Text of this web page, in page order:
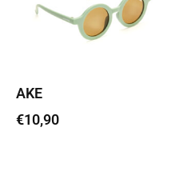
AKE
€10,90